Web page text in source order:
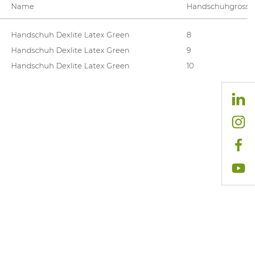
Name Handschuhgrösse
Handschuh Dexlite Latex Green
8
Handschuh Dexlite Latex Green
9
Handschuh Dexlite Latex Green
10